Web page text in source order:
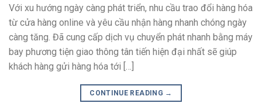
Với xu hướng ngày càng phát triển, nhu cầu trao đổi hàng hóa
từ cửa hàng online và yêu cầu nhận hàng nhanh chóng ngày
càng tăng. Đã cung cấp dịch vụ chuyển phát nhanh bằng máy
bay phương tiện giao thông tân tiến hiện đại nhất sẽ giúp
khách hàng gửi hàng hóa tới […]
CONTINUE READING →